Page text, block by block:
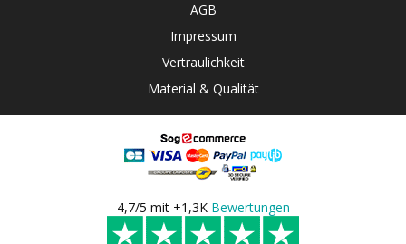
AGB
Impressum
Vertraulichkeit
Material & Qualität
4,7/5 mit +1,3K Bewertungen